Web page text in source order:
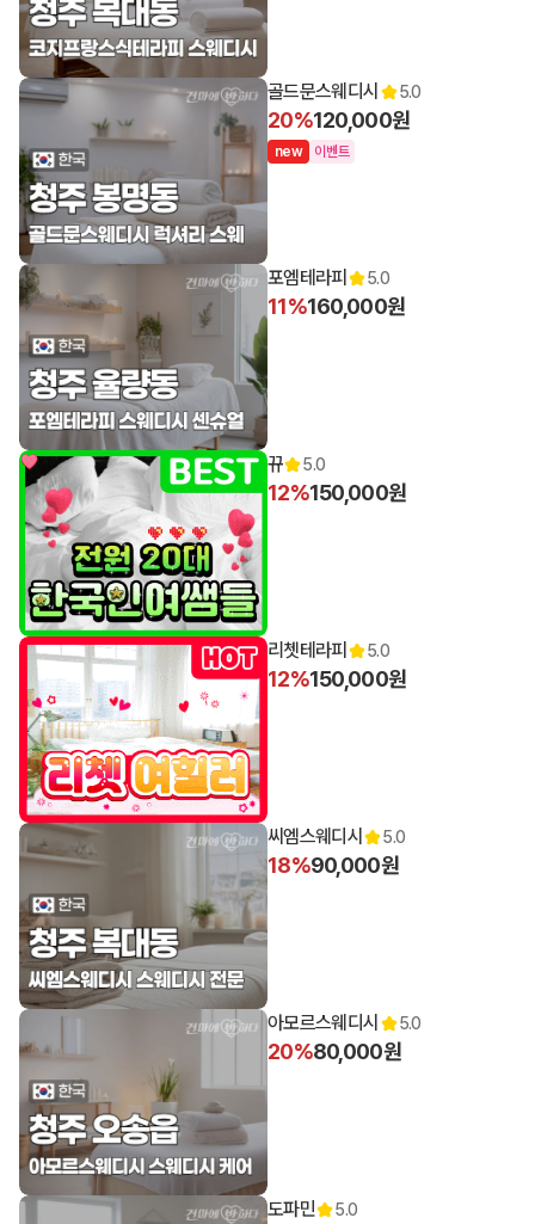
골드문스웨디시 5.0
20%120,000원
new 이벤트
포엠테라피 5.0
11%160,000원
뀨 5.0
12%150,000원
리쳇테라피 5.0
12%150,000원
씨엠스웨디시 5.0
18%90,000원
아모르스웨디시 5.0
20%80,000원
도파민 5.0